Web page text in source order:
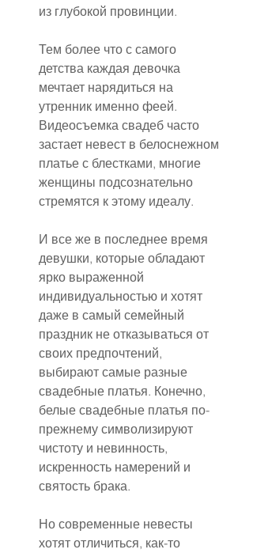
из глубокой провинции.
Тем более что с самого
детства каждая девочка
мечтает нарядиться на
утренник именно феей.
Видеосъемка свадеб часто
застает невест в белоснежном
платье с блестками, многие
женщины подсознательно
стремятся к этому идеалу.
И все же в последнее время
девушки, которые обладают
ярко выраженной
индивидуальностью и хотят
даже в самый семейный
праздник не отказываться от
своих предпочтений,
выбирают самые разные
свадебные платья. Конечно,
белые свадебные платья по-
прежнему символизируют
чистоту и невинность,
искренность намерений и
святость брака.
Но современные невесты
хотят отличиться, как-то